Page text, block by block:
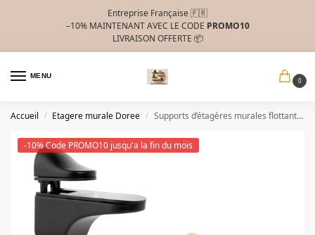
Entreprise Française 🇫🇷
–10% MAINTENANT AVEC LE CODE PROMO10
LIVRAISON OFFERTE 📦
MENU
0
Accueil / Etagere murale Doree / Supports d’étagères murales flottantes
-10% Code PROMO10 jusqu'a la fin du mois